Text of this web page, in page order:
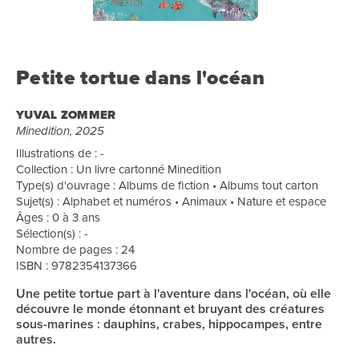
Petite tortue dans l'océan
YUVAL ZOMMER
Minedition, 2025
Illustrations de : -
Collection : Un livre cartonné Minedition
Type(s) d'ouvrage : Albums de fiction • Albums tout carton
Sujet(s) : Alphabet et numéros • Animaux • Nature et espace
Âges : 0 à 3 ans
Sélection(s) : -
Nombre de pages : 24
ISBN : 9782354137366
Une petite tortue part à l'aventure dans l'océan, où elle
découvre le monde étonnant et bruyant des créatures
sous-marines : dauphins, crabes, hippocampes, entre
autres.